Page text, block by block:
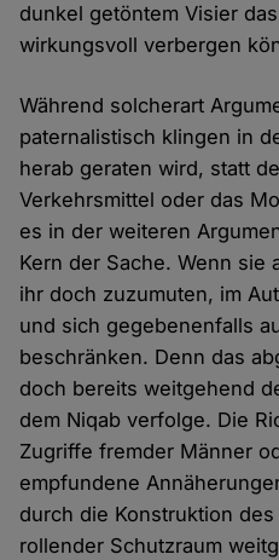
dunkel getöntem Visier
wirkungsvoll verbergen
Während solcherart
paternalistisch klingen in
herab geraten wird, statt
Verkehrsmittel oder das
es in der weiteren
Kern der Sache. Wenn sie
ihr doch zuzumuten, im
und sich gegebenenfalls
beschränken. Denn das
doch bereits weitgehend
dem Niqab verfolge. Die
Zugriffe fremder Männer
empfundene
durch die Konstruktion
rollender Schutzraum